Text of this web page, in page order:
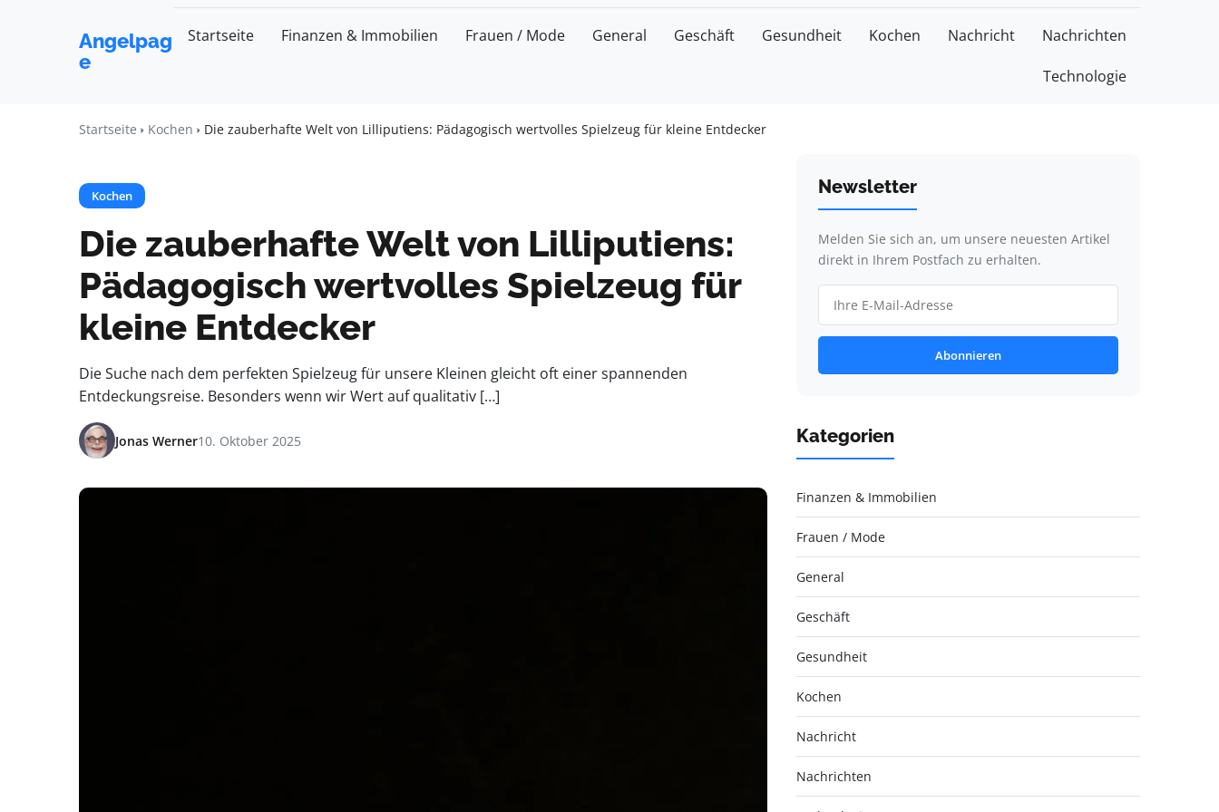
Angelpag
e
Startseite Finanzen & Immobilien Frauen / Mode General Geschäft Gesundheit Kochen Nachricht Nachrichten
Technologie
Startseite Kochen Die zauberhafte Welt von Lilliputiens: Pädagogisch wertvolles Spielzeug für kleine Entdecker
Kochen
Die zauberhafte Welt von Lilliputiens:
Pädagogisch wertvolles Spielzeug für
kleine Entdecker
Die Suche nach dem perfekten Spielzeug für unsere Kleinen gleicht oft einer spannenden
Entdeckungsreise. Besonders wenn wir Wert auf qualitativ […]
Jonas Werner10. Oktober 2025
Newsletter
Melden Sie sich an, um unsere neuesten Artikel
direkt in Ihrem Postfach zu erhalten.
Abonnieren
Kategorien
Finanzen & Immobilien
Frauen / Mode
General
Geschäft
Gesundheit
Kochen
Nachricht
Nachrichten